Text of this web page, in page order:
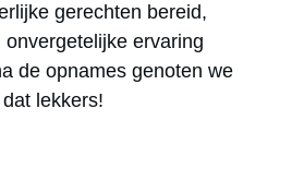
gerechten bereid,
onvergetelijke ervaring
de opnames genoten we
lekkers!